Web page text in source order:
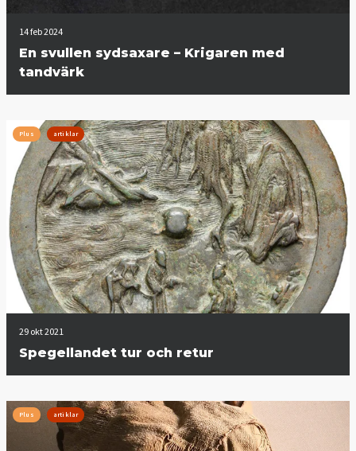
14 feb 2024
En svullen sydsaxare – Krigaren med
tandvärk
Plus artiklar
29 okt 2021
Spegellandet tur och retur
Plus artiklar